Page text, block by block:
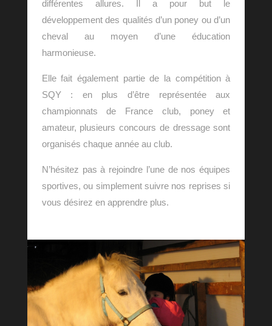
différentes allures. Il a pour but le
développement des qualités d’un poney ou d’un
cheval au moyen d’une éducation
harmonieuse.
Elle fait également partie de la compétition à
SQY : en plus d’être représentée aux
championnats de France club, poney et
amateur, plusieurs concours de dressage sont
organisés chaque année au club.
N’hésitez pas à rejoindre l’une de nos équipes
sportives, ou simplement suivre nos reprises si
vous désirez en apprendre plus.